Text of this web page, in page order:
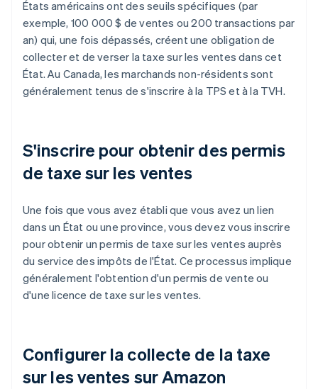
États américains ont des seuils spécifiques (par
exemple, 100 000 $ de ventes ou 200 transactions par
an) qui, une fois dépassés, créent une obligation de
collecter et de verser la taxe sur les ventes dans cet
État. Au Canada, les marchands non-résidents sont
généralement tenus de s'inscrire à la TPS et à la TVH.
S'inscrire pour obtenir des permis
de taxe sur les ventes
Une fois que vous avez établi que vous avez un lien
dans un État ou une province, vous devez vous inscrire
pour obtenir un permis de taxe sur les ventes auprès
du service des impôts de l'État. Ce processus implique
généralement l'obtention d'un permis de vente ou
d'une licence de taxe sur les ventes.
Configurer la collecte de la taxe
sur les ventes sur Amazon